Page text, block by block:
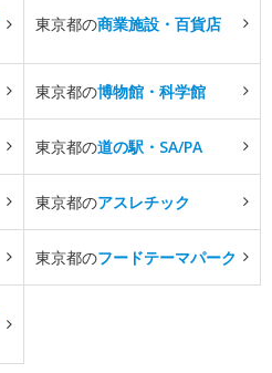
東京都の商業施設・百貨店
東京都の博物館・科学館
東京都の道の駅・SA/PA
東京都のアスレチック
東京都のフードテーマパーク